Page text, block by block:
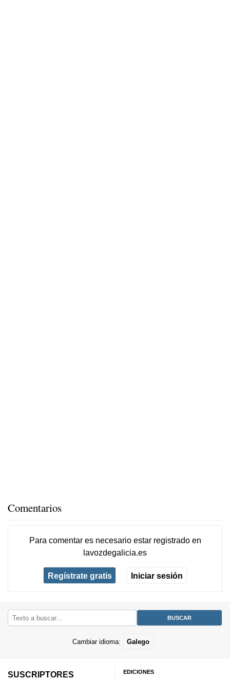
Comentarios
Para comentar es necesario estar registradoen
lavozdegalicia.es
Regístrate gratis Iniciar sesión
Cambiar idioma: Galego
SUSCRIPTORES EDICIONES